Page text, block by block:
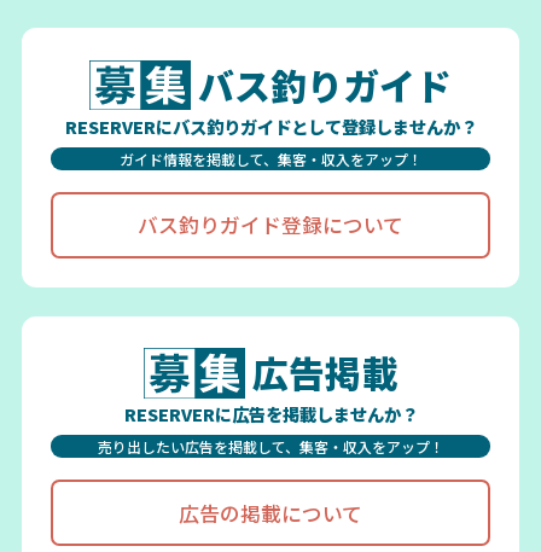
バス釣りガイド
RESERVERにバス釣りガイドとして登録しませんか？
ガイド情報を掲載して、集客・収入をアップ！
バス釣りガイド登録について
広告掲載
RESERVERに広告を掲載しませんか？
売り出したい広告を掲載して、集客・収入をアップ！
広告の掲載について